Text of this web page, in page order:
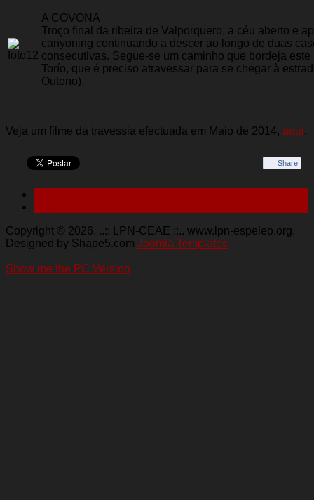
A COVONA
Troço final da ribeira de Valporquero, a céu aberto e
canyoning continuando a descer ao longo de duas
consecutivas. Segue-se um caminho que bordeja
Torío, que é preciso atravessar para se chegar à
Outono).
Veja um filme da travessia efectuada em Maio de 2014, aqui.
Share
Copyright © 2026. ..:: LPN-CEAE ::.. www.lpn-espeleo.org.
Designed by Shape5.com Joomla Templates
Show me the PC Version